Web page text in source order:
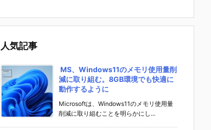
人気記事
MS、Windows11のメモリ使用量削
減に取り組む。8GB環境でも快適に
動作するように
Microsoftは、Windows11のメモリ使用量
削減に取り組むことを明らかにし...